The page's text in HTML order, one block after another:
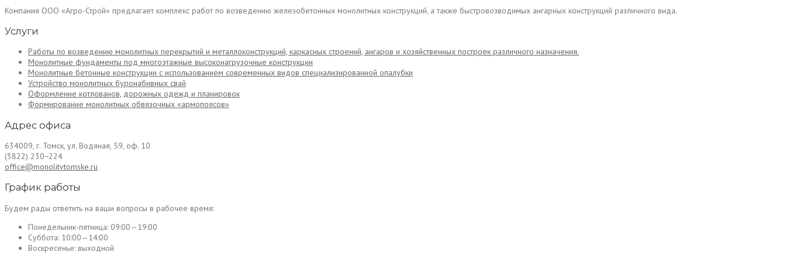
Компания ООО «Агро-Строй» предлагает комплекс работ по возведению железобетонных монолитных конструкций, а также быстровозводимых ангарных конструкций различного вида.
Услуги
Работы по возведению монолитных перекрытий и металлоконструкций, каркасных строений, ангаров и хозяйственных построек различного назначения.
Монолитные фундаменты под многоэтажные высоконагрузочные конструкции
Монолитные бетонные конструкции с использованием современных видов специализированной опалубки
Устройство монолитных буронабивных свай
Оформление котлованов, дорожных одежд и планировок
Формирование монолитных обвязочных «армопоясов»
Адрес офиса
634009, г. Томск, ул. Водяная, 59, оф. 10
(3822) 230−224
office@monolitvtomske.ru
График работы
Будем рады ответить на ваши вопросы в рабочее время:
Понедельник-пятница: 09:00—19:00
Суббота: 10:00—14:00
Воскресенье: выходной